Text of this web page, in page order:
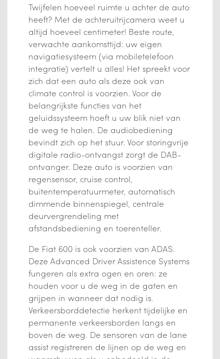
Twijfelen hoeveel ruimte u achter de auto
heeft? Met de achteruitrijcamera weet u
altijd hoeveel centimeter! Beste route,
verwachte aankomsttijd: uw eigen
navigatiesysteem (via mobiletelefoon
integratie) vertelt u alles! Het spreekt voor
zich dat een auto als deze ook van
climate control is voorzien. Voor de
belangrijkste functies van het
geluidssysteem hoeft u uw blik niet van
de weg te halen. De audiobediening
bevindt zich op het stuur. Voor storingvrije
digitale radio-ontvangst zorgt de DAB-
ontvanger. Deze auto is voorzien van
regensensor, cruise control,
buitentemperatuurmeter, automatisch
dimmende binnenspiegel, centrale
deurvergrendeling met
afstandsbediening en toerenteller.
De Fiat 600 is ook voorzien van ADAS.
Deze Advanced Driver Assistence Systems
fungeren als extra ogen en oren: ze
houden voor u de weg in de gaten en
grijpen in wanneer dat nodig is.
Verkeersborddetectie herkent tijdelijke en
permanente verkeersborden langs en
boven de weg. De sensoren van de lane
assist registreren de lijnen op de weg en